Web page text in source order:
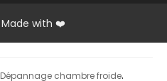
Made with ❤️
Dépannage chambre froide